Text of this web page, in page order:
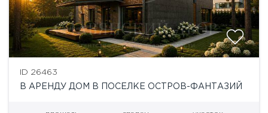
ID 26463
В АРЕНДУ ДОМ В ПОСЕЛКЕ ОСТРОВ-ФАНТАЗИЙ